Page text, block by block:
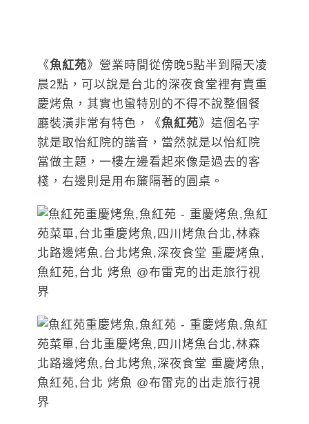
《魚紅苑》營業時間從傍晚5點半到隔天凌
晨2點，可以說是台北的深夜食堂裡有賣重
慶烤魚，其實也蠻特別的不得不說整個餐
廳裝潢非常有特色，《魚紅苑》這個名字
就是取怡紅院的諧音，當然就是以怡紅院
當做主題，一樓左邊看起來像是過去的客
棧，右邊則是用布簾隔著的圓桌。